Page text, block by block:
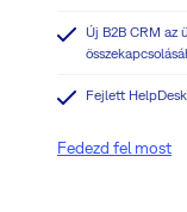
Új B2B CRM az
Fejlett
Fedezd fel most